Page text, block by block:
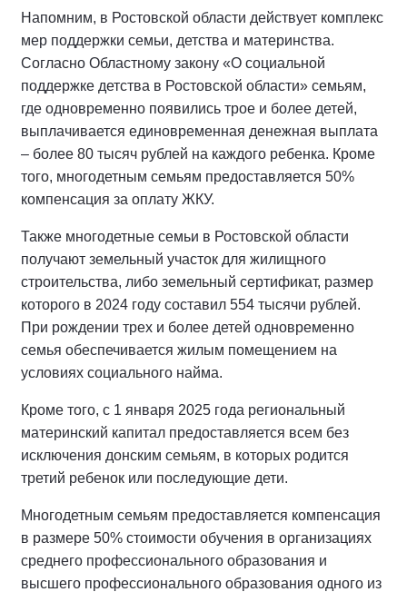
Напомним, в Ростовской области действует комплекс
мер поддержки семьи, детства и материнства.
Согласно Областному закону «О социальной
поддержке детства в Ростовской области» семьям,
где одновременно появились трое и более детей,
выплачивается единовременная денежная выплата
– более 80 тысяч рублей на каждого ребенка. Кроме
того, многодетным семьям предоставляется 50%
компенсация за оплату ЖКУ.
Также многодетные семьи в Ростовской области
получают земельный участок для жилищного
строительства, либо земельный сертификат, размер
которого в 2024 году составил 554 тысячи рублей.
При рождении трех и более детей одновременно
семья обеспечивается жилым помещением на
условиях социального найма.
Кроме того, с 1 января 2025 года региональный
материнский капитал предоставляется всем без
исключения донским семьям, в которых родится
третий ребенок или последующие дети.
Многодетным семьям предоставляется компенсация
в размере 50% стоимости обучения в организациях
среднего профессионального образования и
высшего профессионального образования одного из